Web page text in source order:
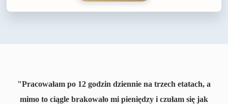
"Pracowałam po 12 godzin dziennie na trzech etatach, a
mimo to ciągle brakowało mi pieniędzy i czułam się jak